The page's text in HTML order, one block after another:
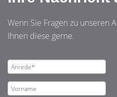
Wenn Sie Fragen zu unseren
Ihnen diese gerne.